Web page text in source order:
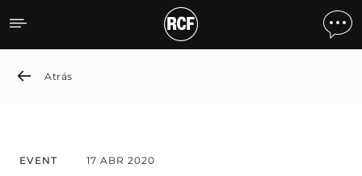
Padua Celebrates the
Atrás
EVENT 17 ABR 2020